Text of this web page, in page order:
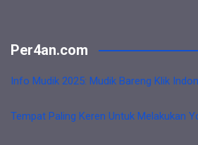
Per4an.com
Info Mudik 2025: Mudik Bareng Klik
Tempat Paling Keren Untuk Melakukan